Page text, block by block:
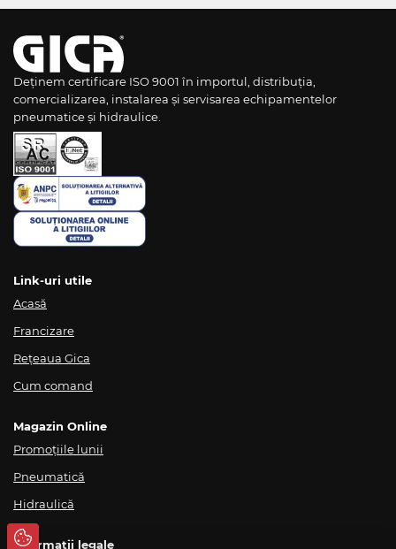
Deținem certificare ISO 9001 în importul, distribuția,
comercializarea, instalarea și servisarea echipamentelor
pneumatice și hidraulice.
Link-uri utile
Acasă
Francizare
Rețeaua Gica
Cum comand
Magazin Online
Promoțiile lunii
Pneumatică
Hidraulică
Informații legale